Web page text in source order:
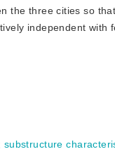
the three cities so
independent with
substructure